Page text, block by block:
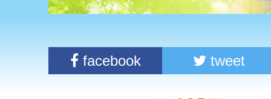
facebook tweet